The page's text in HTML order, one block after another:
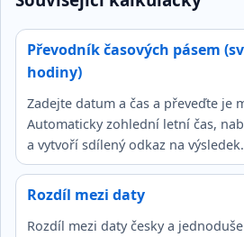
Převodník časových pásem
hodiny)
Zadejte datum a čas a převeďte je
Automaticky zohlední letní čas,
a vytvoří sdílený odkaz na výsledek.
Rozdíl mezi daty
Rozdíl mezi daty česky a